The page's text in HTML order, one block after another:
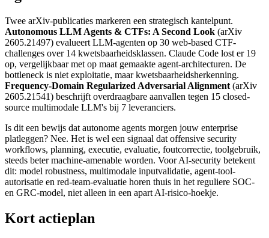
Twee arXiv-publicaties markeren een strategisch kantelpunt.
Autonomous LLM Agents & CTFs: A Second Look (arXiv
2605.21497) evalueert LLM-agenten op 30 web-based CTF-
challenges over 14 kwetsbaarheidsklassen. Claude Code lost er 19
op, vergelijkbaar met op maat gemaakte agent-architecturen. De
bottleneck is niet exploitatie, maar kwetsbaarheidsherkenning.
Frequency-Domain Regularized Adversarial Alignment (arXiv
2605.21541) beschrijft overdraagbare aanvallen tegen 15 closed-
source multimodale LLM's bij 7 leveranciers.
Is dit een bewijs dat autonome agents morgen jouw enterprise
platleggen? Nee. Het is wel een signaal dat offensive security
workflows, planning, executie, evaluatie, foutcorrectie, toolgebruik,
steeds beter machine-amenable worden. Voor AI-security betekent
dit: model robustness, multimodale inputvalidatie, agent-tool-
autorisatie en red-team-evaluatie horen thuis in het reguliere SOC-
en GRC-model, niet alleen in een apart AI-risico-hoekje.
Kort actieplan